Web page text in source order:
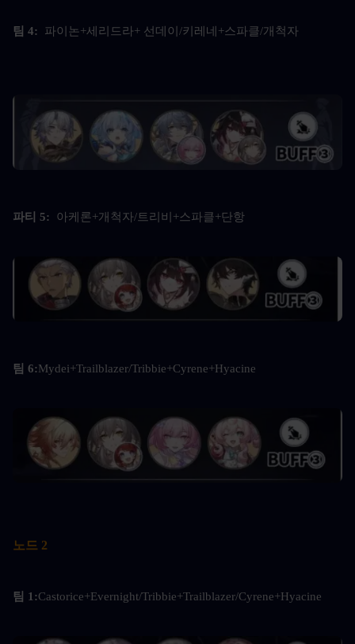
팀 4: 파이논+세리드라+ 선데이/키레네+스파클/개척자
파티 5: 아케론+개척자/트리비+스파클+단항
팀 6:Mydei+Trailblazer/Tribbie+Cyrene+Hyacine
노드 2
팀 1:Castorice+Evernight/Tribbie+Trailblazer/Cyrene+Hyacine